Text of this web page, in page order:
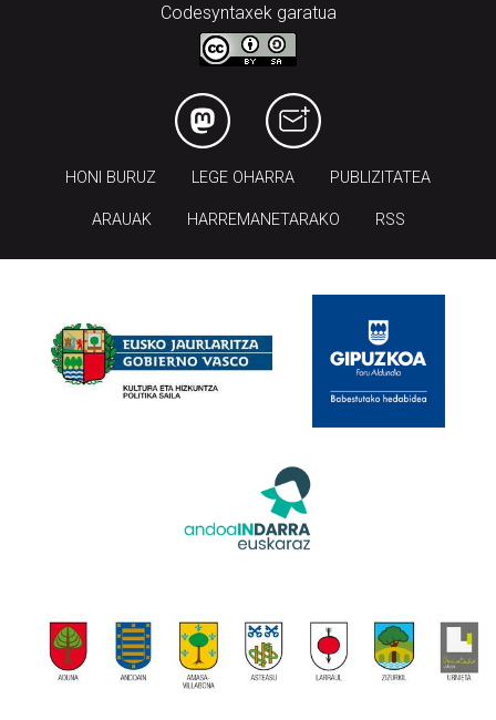
Codesyntaxek garatua
HONI BURUZ LEGE OHARRA PUBLIZITATEA
ARAUAK HARREMANETARAKO RSS